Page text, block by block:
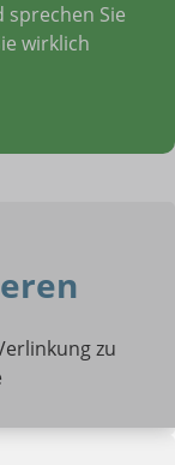
sprechen Sie
wirklich
zu